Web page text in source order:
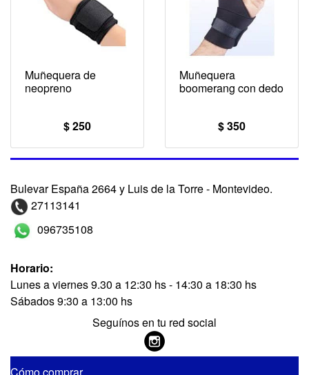
Muñequera de
neopreno
$ 250
Muñequera
boomerang con dedo
$ 350
Bulevar España 2664 y Luis de la Torre - Montevideo.
27113141
096735108
Horario:
Lunes a viernes 9.30 a 12:30 hs - 14:30 a 18:30 hs
Sábados 9:30 a 13:00 hs
Seguínos en tu red social